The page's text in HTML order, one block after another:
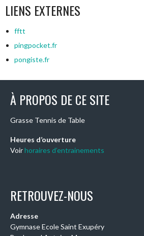
LIENS EXTERNES
fftt
pingpocket.fr
pongiste.fr
À PROPOS DE CE SITE
Grasse Tennis de Table
Heures d’ouverture
Voirhoraires d’entrainements
RETROUVEZ-NOUS
Adresse
Gymnase Ecole Saint Exupéry